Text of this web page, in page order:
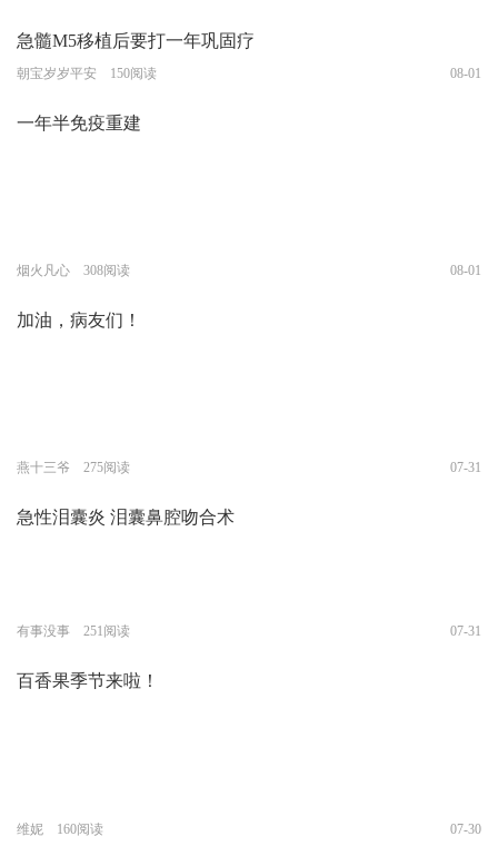
急髓M5移植后要打一年巩固疗
朝宝岁岁平安 150阅读 08-01
一年半免疫重建
烟火凡心 308阅读 08-01
加油，病友们！
燕十三爷 275阅读 07-31
急性泪囊炎 泪囊鼻腔吻合术
有事没事 251阅读 07-31
百香果季节来啦！
维妮 160阅读 07-30